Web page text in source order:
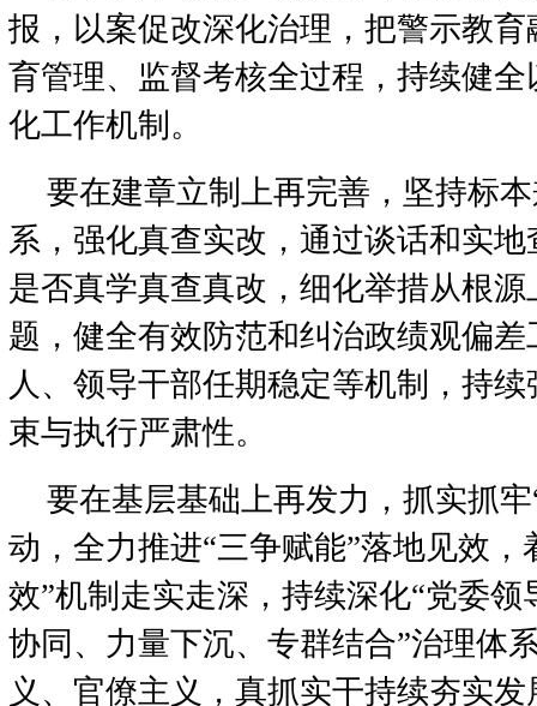
报，以案促改深化治理，把警示教
育管理、监督考核全过程，持续健
化工作机制。
要在建章立制上再完善，坚持标
系，强化真查实改，通过谈话和实
是否真学真查真改，细化举措从根
题，健全有效防范和纠治政绩观偏
人、领导干部任期稳定等机制，持
束与执行严肃性。
要在基层基础上再发力，抓实抓
动，全力推进“三争赋能”落地见效，
效”机制走实走深，持续深化“党委
协同、力量下沉、专群结合”治理体
义、官僚主义，真抓实干持续夯实